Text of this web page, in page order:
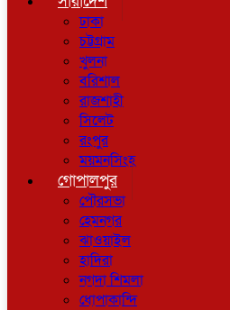
ঢাকা
চট্টগ্রাম
খুলনা
বরিশাল
রাজশাহী
সিলেট
রংপুর
ময়মনসিংহ
গোপালপুর
পৌরসভা
হেমনগর
ঝাওয়াইল
হাদিরা
নগদা শিমলা
ধোপাকান্দি